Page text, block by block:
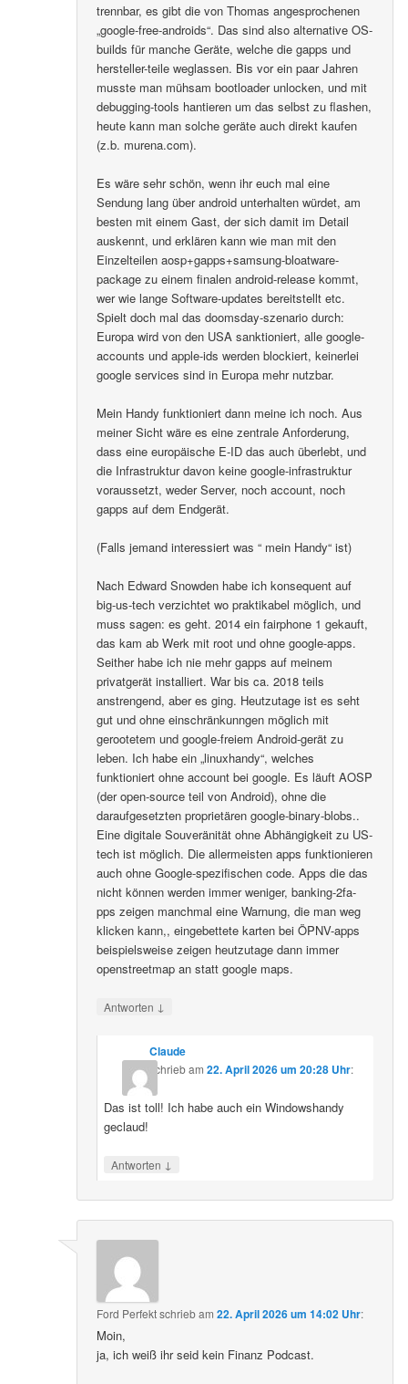
trennbar, es gibt die von Thomas angesprochenen
„google-free-androids“. Das sind also alternative OS-
builds für manche Geräte, welche die gapps und
hersteller-teile weglassen. Bis vor ein paar Jahren
musste man mühsam bootloader unlocken, und mit
debugging-tools hantieren um das selbst zu flashen,
heute kann man solche geräte auch direkt kaufen
(z.b. murena.com).
Es wäre sehr schön, wenn ihr euch mal eine
Sendung lang über android unterhalten würdet, am
besten mit einem Gast, der sich damit im Detail
auskennt, und erklären kann wie man mit den
Einzelteilen aosp+gapps+samsung-bloatware-
package zu einem finalen android-release kommt,
wer wie lange Software-updates bereitstellt etc.
Spielt doch mal das doomsday-szenario durch:
Europa wird von den USA sanktioniert, alle google-
accounts und apple-ids werden blockiert, keinerlei
google services sind in Europa mehr nutzbar.
Mein Handy funktioniert dann meine ich noch. Aus
meiner Sicht wäre es eine zentrale Anforderung,
dass eine europäische E-ID das auch überlebt, und
die Infrastruktur davon keine google-infrastruktur
voraussetzt, weder Server, noch account, noch
gapps auf dem Endgerät.
(Falls jemand interessiert was “ mein Handy“ ist)
Nach Edward Snowden habe ich konsequent auf
big-us-tech verzichtet wo praktikabel möglich, und
muss sagen: es geht. 2014 ein fairphone 1 gekauft,
das kam ab Werk mit root und ohne google-apps.
Seither habe ich nie mehr gapps auf meinem
privatgerät installiert. War bis ca. 2018 teils
anstrengend, aber es ging. Heutzutage ist es seht
gut und ohne einschränkunngen möglich mit
gerootetem und google-freiem Android-gerät zu
leben. Ich habe ein „linuxhandy“, welches
funktioniert ohne account bei google. Es läuft AOSP
(der open-source teil von Android), ohne die
daraufgesetzten proprietären google-binary-blobs..
Eine digitale Souveränität ohne Abhängigkeit zu US-
tech ist möglich. Die allermeisten apps funktionieren
auch ohne Google-spezifischen code. Apps die das
nicht können werden immer weniger, banking-2fa-
pps zeigen manchmal eine Warnung, die man weg
klicken kann,, eingebettete karten bei ÖPNV-apps
beispielsweise zeigen heutzutage dann immer
openstreetmap an statt google maps.
Antworten ↓
Claude
schriebam 22. April 2026 um 20:28 Uhr:
Das ist toll! Ich habe auch ein Windowshandy
geclaud!
Antworten ↓
Ford Perfektschriebam22. April 2026 um 14:02 Uhr:
Moin,
ja, ich weiß ihr seid kein Finanz Podcast.